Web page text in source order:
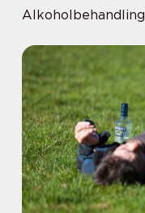
Alkoholbehandling